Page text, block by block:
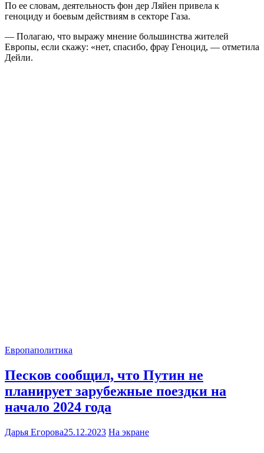
По ее словам, деятельность фон дер Ляйен привела к
геноциду и боевым действиям в секторе Газа.
— Полагаю, что выражу мнение большинства жителей
Европы, если скажу: «нет, спасибо, фрау Геноцид, — отметила
Дейли.
Европаполитика
Песков сообщил, что Путин не
планирует зарубежные поездки на
начало 2024 года
Дарья Егорова25.12.2023 На экране